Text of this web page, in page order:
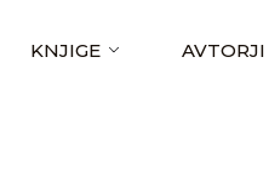
KNJIGE AVTORJI